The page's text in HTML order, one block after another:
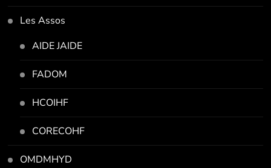
Les Assos
AIDE JAIDE
FADOM
HCOIHF
CORECOHF
OMDMHYD